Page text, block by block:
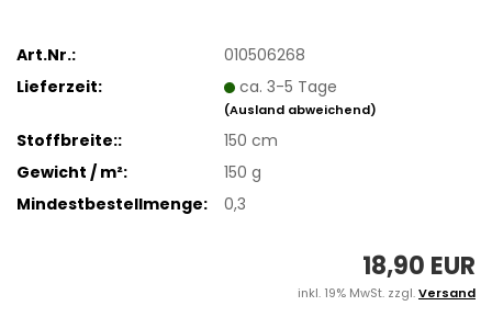
Art.Nr.:
010506268
Lieferzeit:
ca. 3-5 Tage
(Ausland abweichend)
Stoffbreite::
150 cm
Gewicht / m²:
150 g
Mindestbestellmenge:
0,3
18,90 EUR
inkl. 19% MwSt. zzgl.Versand